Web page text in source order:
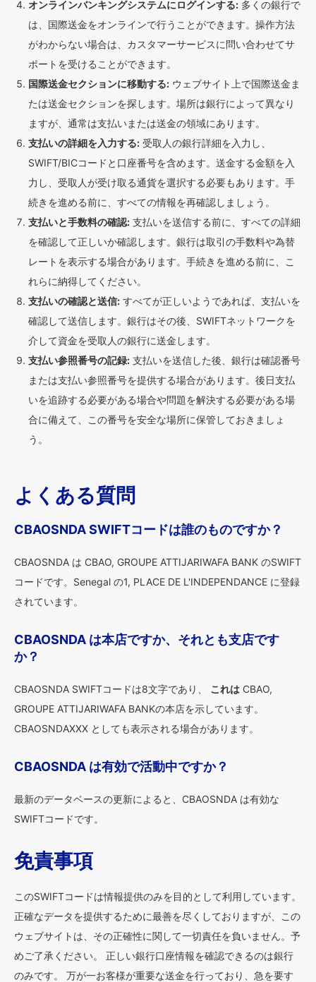
オンラインバンキングシステムにログインする: 多くの銀行で
は、国際送金をオンラインで行うことができます。操作方法
がわからない場合は、カスタマーサービスに問い合わせてサ
ポートを受けることができます。
国際送金セクションに移動する: ウェブサイト上で国際送金ま
たは送金セクションを探します。場所は銀行によって異なり
ますが、通常は支払いまたは送金の領域にあります。
支払いの詳細を入力する: 受取人の銀行詳細を入力し、
SWIFT/BICコードと口座番号を含めます。送金する金額を入
力し、受取人が受け取る通貨を選択する必要もあります。手
続きを進める前に、すべての情報を再確認しましょう。
支払いと手数料の確認: 支払いを送信する前に、すべての詳細
を確認して正しいか確認します。銀行は取引の手数料や為替
レートを表示する場合があります。手続きを進める前に、こ
れらに納得してください。
支払いの確認と送信: すべてが正しいようであれば、支払いを
確認して送信します。銀行はその後、SWIFTネットワークを
介して資金を受取人の銀行に送金します。
支払い参照番号の記録: 支払いを送信した後、銀行は確認番号
または支払い参照番号を提供する場合があります。後日支払
いを追跡する必要がある場合や問題を解決する必要がある場
合に備えて、この番号を安全な場所に保管しておきましょ
う。
よくある質問
CBAOSNDA SWIFTコードは誰のものですか？
CBAOSNDA は CBAO, GROUPE ATTIJARIWAFA BANK のSWIFT
コードです。Senegal の1, PLACE DE L'INDEPENDANCE に登録
されています。
CBAOSNDA は本店ですか、それとも支店です
か？
CBAOSNDA SWIFTコードは8文字であり、 これは CBAO,
GROUPE ATTIJARIWAFA BANKの本店を示しています。
CBAOSNDAXXX としても表示される場合があります。
CBAOSNDA は有効で活動中ですか？
最新のデータベースの更新によると、CBAOSNDA は有効な
SWIFTコードです。
免責事項
このSWIFTコードは情報提供のみを目的として利用しています。
正確なデータを提供するために最善を尽くしておりますが、この
ウェブサイトは、その正確性に関して一切責任を負いません。予
めご了承ください。 正しい銀行口座情報を確認できるのは銀行
のみです。 万が一お客様が重要な送金を行っており、急を要す